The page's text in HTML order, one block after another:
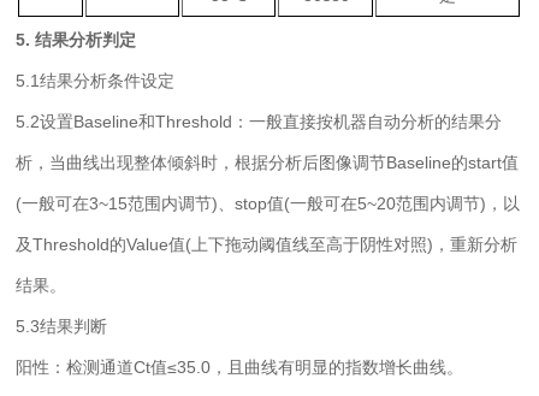
5. 结果分析判定
5.1结果分析条件设定
5.2设置Baseline和Threshold：一般直接按机器自动分析的结果分
析，当曲线出现整体倾斜时，根据分析后图像调节Baseline的start值
(一般可在3~15范围内调节)、stop值(一般可在5~20范围内调节)，以
及Threshold的Value值(上下拖动阈值线至高于阴性对照)，重新分析
结果。
5.3结果判断
阳性：检测通道Ct值≤35.0，且曲线有明显的指数增长曲线。